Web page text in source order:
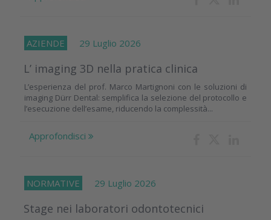
AZIENDE 29 Luglio 2026
L’ imaging 3D nella pratica clinica
L’esperienza del prof. Marco Martignoni con le soluzioni di
imaging Dürr Dental: semplifica la selezione del protocollo e
l’esecuzione dell’esame, riducendo la complessità...
Approfondisci
NORMATIVE 29 Luglio 2026
Stage nei laboratori odontotecnici